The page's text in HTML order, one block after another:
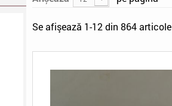
Se afişează 1-12 din 864 articole